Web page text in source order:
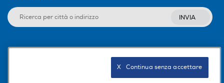
INVIA
X   Continua senza accettare